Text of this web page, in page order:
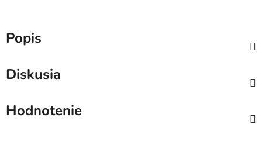
Popis
Diskusia
Hodnotenie